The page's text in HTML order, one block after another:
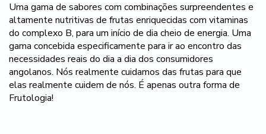
Uma gama de sabores com combinações surpreendentes e
altamente nutritivas de frutas enriquecidas com vitaminas
do complexo B, para um início de dia cheio de energia. Uma
gama concebida especificamente para ir ao encontro das
necessidades reais do dia a dia dos consumidores
angolanos. Nós realmente cuidamos das frutas para que
elas realmente cuidem de nós. É apenas outra forma de
Frutologia!